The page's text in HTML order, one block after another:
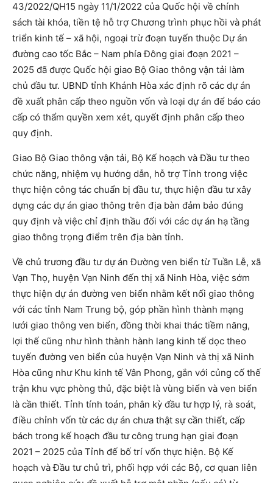
43/2022/QH15 ngày 11/1/2022 của Quốc hội về chính
sách tài khóa, tiền tệ hỗ trợ Chương trình phục hồi và phát
triển kinh tế – xã hội, ngoại trừ đoạn tuyến thuộc Dự án
đường cao tốc Bắc – Nam phía Đông giai đoạn 2021 –
2025 đã được Quốc hội giao Bộ Giao thông vận tải làm
chủ đầu tư. UBND tỉnh Khánh Hòa xác định rõ các dự án
đề xuất phân cấp theo nguồn vốn và loại dự án để báo cáo
cấp có thẩm quyền xem xét, quyết định phân cấp theo
quy định.
Giao Bộ Giao thông vận tải, Bộ Kế hoạch và Đầu tư theo
chức năng, nhiệm vụ hướng dẫn, hỗ trợ Tỉnh trong việc
thực hiện công tác chuẩn bị đầu tư, thực hiện đầu tư xây
dựng các dự án giao thông trên địa bàn đảm bảo đúng
quy định và việc chỉ định thầu đối với các dự án hạ tầng
giao thông trọng điểm trên địa bàn tỉnh.
Về chủ trương đầu tư dự án Đường ven biển từ Tuần Lễ, xã
Vạn Thọ, huyện Vạn Ninh đến thị xã Ninh Hòa, việc sớm
thực hiện dự án đường ven biển nhằm kết nối giao thông
với các tỉnh Nam Trung bộ, góp phần hình thành mạng
lưới giao thông ven biển, đồng thời khai thác tiềm năng,
lợi thế cũng như hình thành hành lang kinh tế dọc theo
tuyến đường ven biển của huyện Vạn Ninh và thị xã Ninh
Hòa cũng như Khu kinh tế Vân Phong, gắn với củng cố thế
trận khu vực phòng thủ, đặc biệt là vùng biển và ven biển
là cần thiết. Tỉnh tính toán, phân kỳ đầu tư hợp lý, rà soát,
điều chỉnh vốn từ các dự án chưa thật sự cần thiết, cấp
bách trong kế hoạch đầu tư công trung hạn giai đoạn
2021 – 2025 của Tỉnh đế bố trí vốn thực hiện. Bộ Kế
hoạch và Đầu tư chủ trì, phối hợp với các Bộ, cơ quan liên